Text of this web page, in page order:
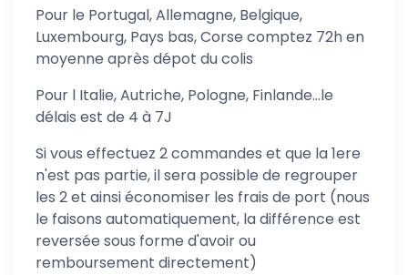
Pour le Portugal, Allemagne, Belgique,
Luxembourg, Pays bas, Corse comptez 72h en
moyenne après dépot du colis
Pour l Italie, Autriche, Pologne, Finlande...le
délais est de 4 à 7J
Si vous effectuez 2 commandes et que la 1ere
n'est pas partie, il sera possible de regrouper
les 2 et ainsi économiser les frais de port (nous
le faisons automatiquement, la différence est
reversée sous forme d'avoir ou
remboursement directement)